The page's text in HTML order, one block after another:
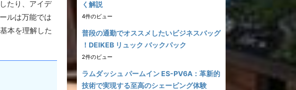
たり、アイデ
ルは万能では
本を理解した
く解説
4件のビュー
普段の通勤でオススメしたいビジネスバッグ
！DEIKEB リュック バックパック
2件のビュー
ラムダッシュ パームイン ES-PV6A：革新的
技術で実現する至高のシェービング体験